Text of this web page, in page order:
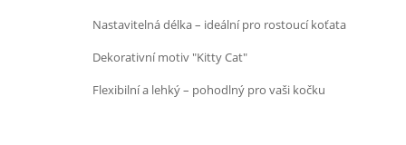
Nastavitelná délka – ideální pro rostoucí koťata
Dekorativní motiv "Kitty Cat"
Flexibilní a lehký – pohodlný pro vaši kočku